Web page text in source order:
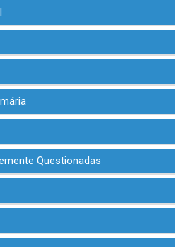
Questionadas